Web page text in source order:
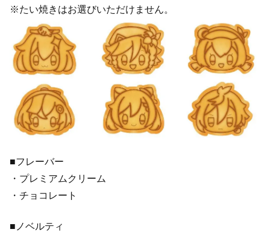
※たい焼きはお選びいただけません。
■フレーバー
・プレミアムクリーム
・チョコレート
■ノベルティ